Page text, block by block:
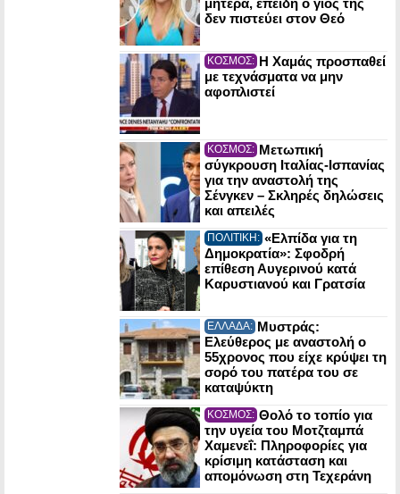
δεν πιστεύει στον Θεό
ΚΟΣΜΟΣ: Η Χαμάς προσπαθεί
με τεχνάσματα να μην
αφοπλιστεί
ΚΟΣΜΟΣ: Μετωπική
σύγκρουση Ιταλίας-Ισπανίας
για την αναστολή της
Σένγκεν – Σκληρές δηλώσεις
και απειλές
ΠΟΛΙΤΙΚΗ: «Ελπίδα για τη
Δημοκρατία»: Σφοδρή
επίθεση Αυγερινού κατά
Καρυστιανού και Γρατσία
ΕΛΛΑΔΑ: Μυστράς:
Ελεύθερος με αναστολή ο
55χρονος που είχε κρύψει τη
σορό του πατέρα του σε
καταψύκτη
ΚΟΣΜΟΣ: Θολό το τοπίο για
την υγεία του Μοτζταμπά
Χαμενεΐ: Πληροφορίες για
κρίσιμη κατάσταση και
απομόνωση στη Τεχεράνη